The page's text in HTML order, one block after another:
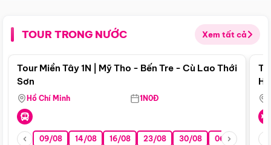
TOUR TRONG NƯỚC Xem tất cả
Điểm nổi bật
Tour Miền Tây 1N | Mỹ Tho - Bến Tre - Cù Lao Thới
Sơn
Hồ Chí Minh 1N0Đ
09/08 14/08 16/08 23/08 30/08 06/09 13/09